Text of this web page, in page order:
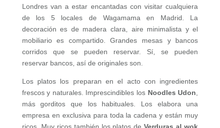
Londres van a estar encantadas con visitar cualquiera
de los 5 locales de Wagamama en Madrid. La
decoración es de madera clara, aire minimalista y el
mobiliario es compartido. Grandes mesas y bancos
corridos que se pueden reservar. Sí, se pueden
reservar bancos, así de originales son.
Los platos los preparan en el acto con ingredientes
frescos y naturales. Imprescindibles los Noodles Udon,
más gorditos que los habituales. Los elabora una
empresa en exclusiva para toda la cadena y están muy